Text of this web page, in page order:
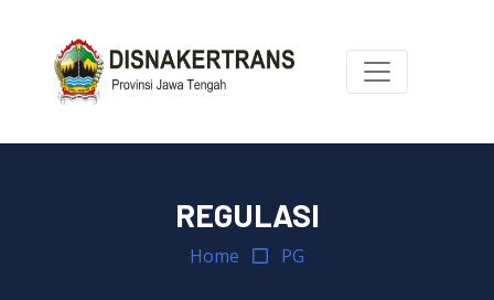
REGULASI
Home PG